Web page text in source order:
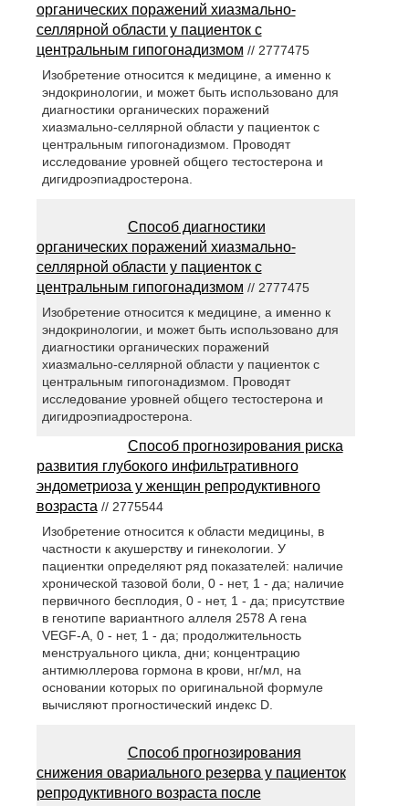
органических поражений хиазмально-
селлярной области у пациенток с
центральным гипогонадизмом // 2777475
Изобретение относится к медицине, а именно к
эндокринологии, и может быть использовано для
диагностики органических поражений
хиазмально-селлярной области у пациенток с
центральным гипогонадизмом. Проводят
исследование уровней общего тестостерона и
дигидроэпиадростерона.
Способ диагностики
органических поражений хиазмально-
селлярной области у пациенток с
центральным гипогонадизмом // 2777475
Изобретение относится к медицине, а именно к
эндокринологии, и может быть использовано для
диагностики органических поражений
хиазмально-селлярной области у пациенток с
центральным гипогонадизмом. Проводят
исследование уровней общего тестостерона и
дигидроэпиадростерона.
Способ прогнозирования риска
развития глубокого инфильтративного
эндометриоза у женщин репродуктивного
возраста // 2775544
Изобретение относится к области медицины, в
частности к акушерству и гинекологии. У
пациентки определяют ряд показателей: наличие
хронической тазовой боли, 0 - нет, 1 - да; наличие
первичного бесплодия, 0 - нет, 1 - да; присутствие
в генотипе вариантного аллеля 2578 А гена
VEGF-A, 0 - нет, 1 - да; продолжительность
менструального цикла, дни; концентрацию
антимюллерова гормона в крови, нг/мл, на
основании которых по оригинальной формуле
вычисляют прогностический индекс D.
Способ прогнозирования
снижения овариального резерва у пациенток
репродуктивного возраста после